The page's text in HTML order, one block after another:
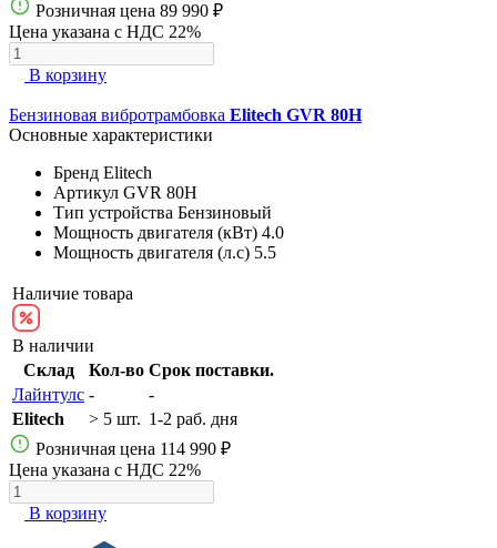
Розничная цена 89 990 ₽
Цена указана с НДС 22%
В корзину
Бензиновая вибротрамбовка Elitech GVR 80H
Основные характеристики
Бренд Elitech
Артикул GVR 80H
Тип устройства Бензиновый
Мощность двигателя (кВт) 4.0
Мощность двигателя (л.с) 5.5
Наличие товара
В наличии
Склад
Кол-во Срок поставки.
Лайнтулс -
-
Elitech
> 5 шт. 1-2 раб. дня
Розничная цена 114 990 ₽
Цена указана с НДС 22%
В корзину